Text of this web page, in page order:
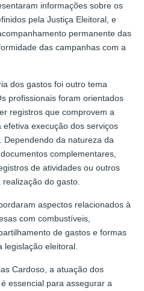
informações sobre os
pela Justiça Eleitoral, e
permanente das
das campanhas com a
dos gastos foi outro tema
profissionais foram orientados
registros que comprovem a
execução dos serviços
Dependendo da natureza da
complementares,
de atividades ou outros
do gasto.
aspectos relacionados à
com combustíveis,
de gastos e formas
legislação eleitoral.
Cardoso, a atuação dos
essencial para assegurar a